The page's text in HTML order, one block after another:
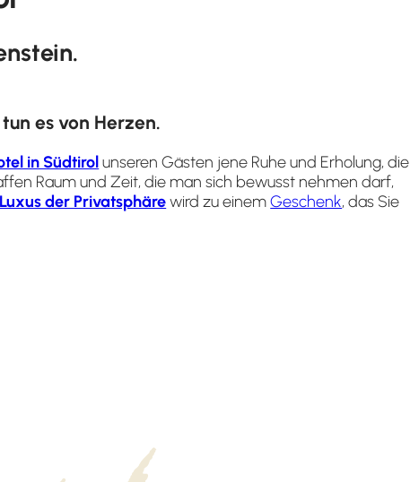
es von Herzen.
in Südtirolunseren Gästen jene Ruhe und Erholung, die
Raum und Zeit, die man sich bewusst nehmen darf,
Luxus der Privatsphärewird zu einemGeschenk, das Sie